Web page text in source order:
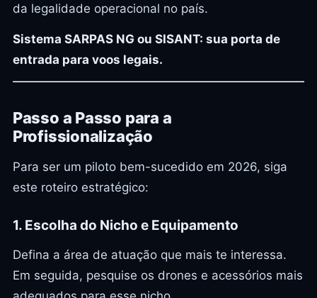
da legalidade operacional no país.
Sistema SARPAS NG ou SISANT: sua porta de
entrada para voos legais.
Passo a Passo para a
Profissionalização
Para ser um piloto bem-sucedido em 2026, siga
este roteiro estratégico:
1. Escolha do Nicho e Equipamento
Defina a área de atuação que mais te interessa.
Em seguida, pesquise os drones e acessórios mais